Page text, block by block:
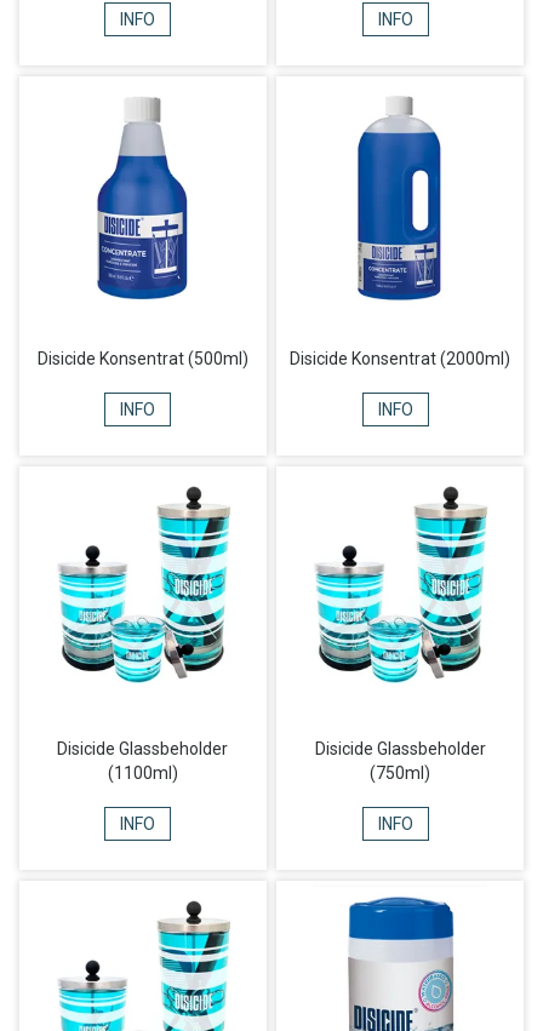
INFO INFO
Disicide Konsentrat (500ml)
INFO
Disicide Konsentrat (2000ml)
INFO
Disicide Glassbeholder
(1100ml)
INFO
Disicide Glassbeholder
(750ml)
INFO